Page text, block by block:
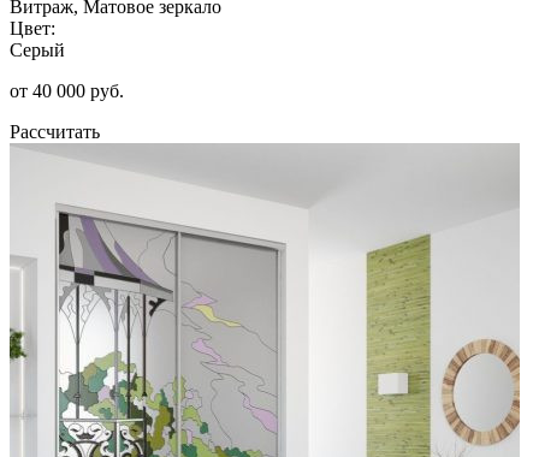
Витраж, Матовое зеркало
Цвет:
Серый
от 40 000 руб.
Рассчитать